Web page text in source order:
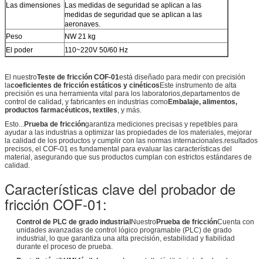
Las dimensiones Las medidas de seguridad se aplican a las
medidas de seguridad que se aplican a las
aeronaves.
Peso
NW 21 kg
El poder
110~220V 50/60 Hz
El nuestroTeste de fricción COF-01está diseñado para medir con precisión
lacoeficientes de fricción estáticos y cinéticosEste instrumento de alta
precisión es una herramienta vital para los laboratorios,departamentos de
control de calidad, y fabricantes en industrias comoEmbalaje, alimentos,
productos farmacéuticos, textiles, y más.
Esto...Prueba de friccióngarantiza mediciones precisas y repetibles para
ayudar a las industrias a optimizar las propiedades de los materiales, mejorar
la calidad de los productos y cumplir con las normas internacionales.resultados
precisos, el COF-01 es fundamental para evaluar las características del
material, asegurando que sus productos cumplan con estrictos estándares de
calidad.
Características clave del probador de
fricción COF-01:
Control de PLC de grado industrialNuestroPrueba de fricciónCuenta con
unidades avanzadas de control lógico programable (PLC) de grado
industrial, lo que garantiza una alta precisión, estabilidad y fiabilidad
durante el proceso de prueba.